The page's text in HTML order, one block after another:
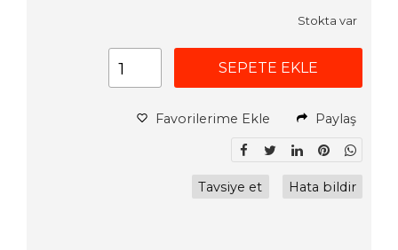
Stokta var
SEPETE EKLE
Favorilerime Ekle Paylaş
Tavsiye et Hata bildir